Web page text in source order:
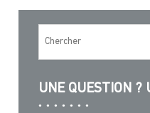
UNE QUESTION ?